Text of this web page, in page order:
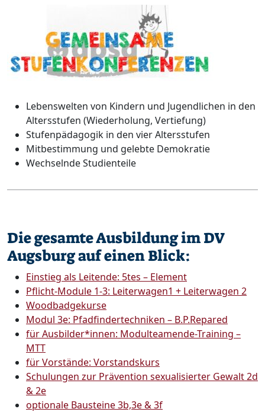
Lebenswelten von Kindern und Jugendlichen in den
Altersstufen (Wiederholung, Vertiefung)
Stufenpädagogik in den vier Altersstufen
Mitbestimmung und gelebte Demokratie
Wechselnde Studienteile
Die gesamte Ausbildung im DV
Augsburg auf einen Blick:
Einstieg als Leitende: 5tes – Element
Pflicht-Module 1-3: Leiterwagen1 + Leiterwagen 2
Woodbadgekurse
Modul 3e: Pfadfindertechniken – B.P.Repared
für Ausbilder*innen: Modulteamende-Training –
MTT
für Vorstände: Vorstandskurs
Schulungen zur Prävention sexualisierter Gewalt 2d
& 2e
optionale Bausteine 3b,3e & 3f